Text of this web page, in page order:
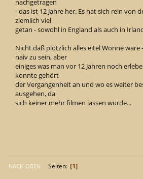
nachgetragen
- das ist 12 Jahre her. Es hat sich rein von
ziemlich viel
getan - sowohl in England als auch in
Nicht daß plötzlich alles eitel Wonne
naiv zu sein, aber
einiges was man vor 12 Jahren noch
konnte gehört
der Vergangenheit an und wo es weiter
ausgehen, da
sich keiner mehr filmen lassen würde...
NACH OBEN Seiten 1